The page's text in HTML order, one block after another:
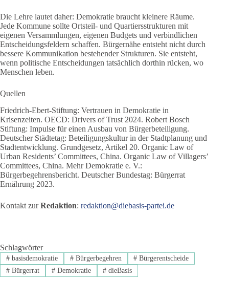
Die Lehre lautet daher: Demokratie braucht kleinere Räume.
Jede Kommune sollte Ortsteil- und Quartiersstrukturen mit
eigenen Versammlungen, eigenen Budgets und verbindlichen
Entscheidungsfeldern schaffen. Bürgernähe entsteht nicht durch
bessere Kommunikation bestehender Strukturen. Sie entsteht,
wenn politische Entscheidungen tatsächlich dorthin rücken, wo
Menschen leben.
Quellen
Friedrich-Ebert-Stiftung: Vertrauen in Demokratie in
Krisenzeiten. OECD: Drivers of Trust 2024. Robert Bosch
Stiftung: Impulse für einen Ausbau von Bürgerbeteiligung.
Deutscher Städtetag: Beteiligungskultur in der Stadtplanung und
Stadtentwicklung. Grundgesetz, Artikel 20. Organic Law of
Urban Residents’ Committees, China. Organic Law of Villagers’
Committees, China. Mehr Demokratie e. V.:
Bürgerbegehrensbericht. Deutscher Bundestag: Bürgerrat
Ernährung 2023.
Kontakt zurRedaktion: redaktion@diebasis-partei.de
Schlagwörter
#basisdemokratie #Bürgerbegehren # Bürgerentscheide
#Bürgerrat #Demokratie # dieBasis